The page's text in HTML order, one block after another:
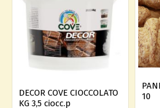
DECOR COVE CIOCCOLATO
KG 3,5 ciocc.p
10